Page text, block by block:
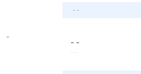
- -
-
- -
- -